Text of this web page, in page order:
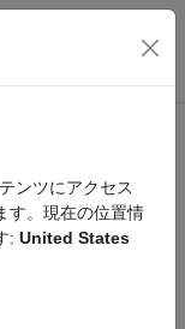
ション メ
ンツにアクセス
す。現在の位置情
: United States